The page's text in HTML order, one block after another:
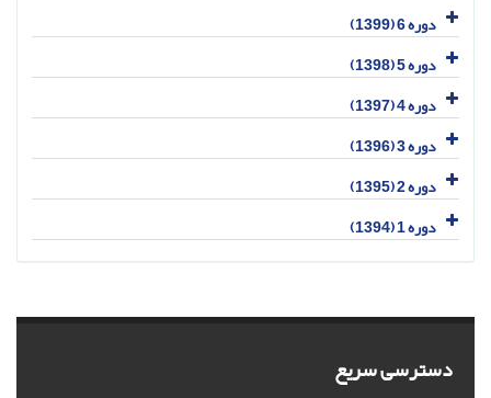
دوره 6 (1399)
دوره 5 (1398)
دوره 4 (1397)
دوره 3 (1396)
دوره 2 (1395)
دوره 1 (1394)
دسترسی سریع